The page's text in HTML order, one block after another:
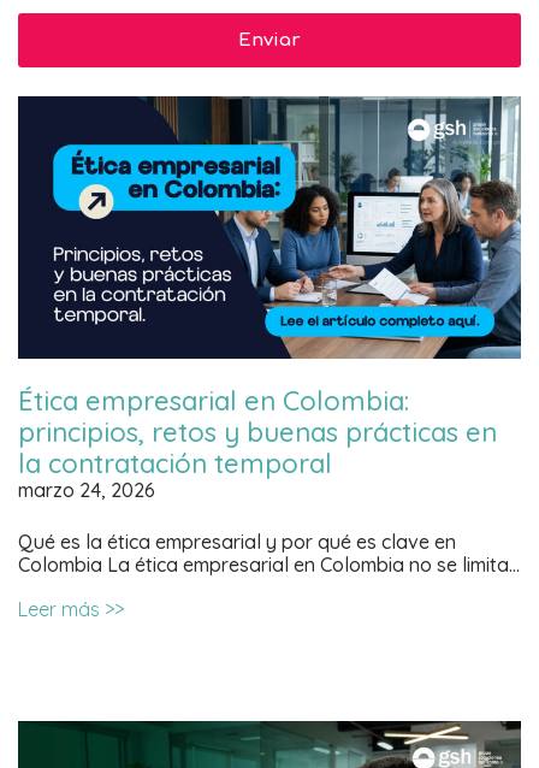
Ética empresarial en Colombia:
principios, retos y buenas prácticas en
la contratación temporal
marzo 24, 2026
Qué es la ética empresarial y por qué es clave en
Colombia La ética empresarial en Colombia no se limita…
Leer más >>